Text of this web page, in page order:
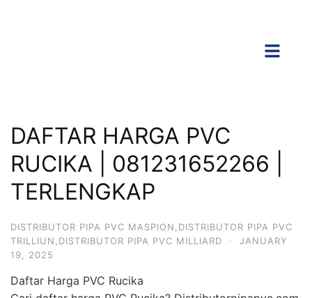
DAFTAR HARGA PVC
RUCIKA | 081231652266 |
TERLENGKAP
DISTRIBUTOR PIPA PVC MASPION,DISTRIBUTOR PIPA PVC
TRILLIUN,DISTRIBUTOR PIPA PVC MILLIARD
·
JANUARY
19, 2025
Daftar Harga PVC Rucika